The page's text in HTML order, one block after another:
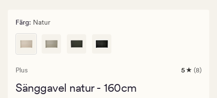
Färg: Natur
Plus
8
5 (8)
Sänggavel natur - 160cm